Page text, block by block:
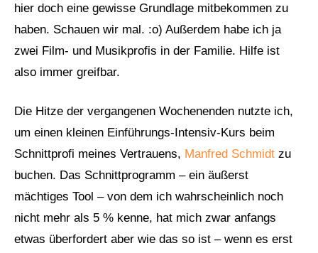
hier doch eine gewisse Grundlage mitbekommen zu
haben. Schauen wir mal. :o) Außerdem habe ich ja
zwei Film- und Musikprofis in der Familie. Hilfe ist
also immer greifbar.
Die Hitze der vergangenen Wochenenden nutzte ich,
um einen kleinen Einführungs-Intensiv-Kurs beim
Schnittprofi meines Vertrauens, Manfred Schmidt zu
buchen. Das Schnittprogramm – ein äußerst
mächtiges Tool – von dem ich wahrscheinlich noch
nicht mehr als 5 % kenne, hat mich zwar anfangs
etwas überfordert aber wie das so ist – wenn es erst